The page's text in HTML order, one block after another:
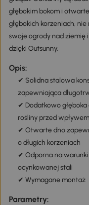
głębokim bokom i
głębokich korzeniach,
swoje ogrody nad ziemię
dzięki Outsunny.
Opis:
✔ Solidna stalowa
zapewniająca
✔ Dodatkowo głęboka
rośliny przed
✔ Otwarte dno
o długich korzeniach
✔ Odporna na
ocynkowanej stali
✔ Wymagane montaż
Parametry: